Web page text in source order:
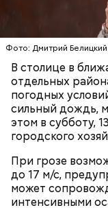
Фото: Дмитрий
В столице в
отдельных
погодных
сильный дождь,
этом в субботу,
городского
При грозе
до 17 м/с,
может
интенсивными
— Одна из задач
умными
некоторые
может только
предлагает